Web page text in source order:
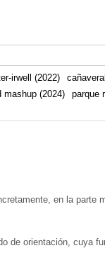
irwell (2022)
mashup (2024)
parque
en la parte
de orientación, cuya